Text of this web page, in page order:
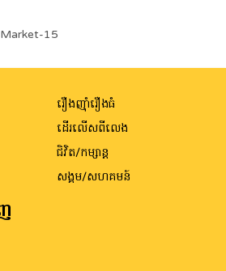
15
រឿងញ៉ាំរឿងធំ
ដើរលើសពីលេង
ជិវិត/កម្សាន្ត
សង្គម/សហគមន៍